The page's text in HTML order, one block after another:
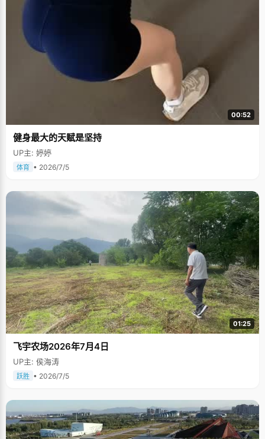
00:52
健身最大的天赋是坚持
UP主: 婷婷
体育 • 2026/7/5
01:25
飞宇农场2026年7月4日
UP主: 侯海涛
跃胜 • 2026/7/5